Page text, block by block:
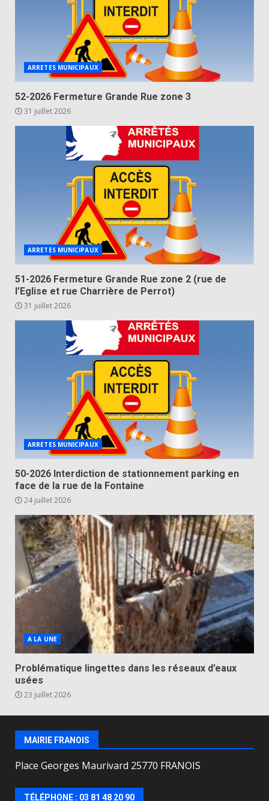
ARRETES MUNICIPAUX
52-2026 Fermeture Grande Rue zone 3
31 juillet 2026
ARRETES MUNICIPAUX
51-2026 Fermeture Grande Rue zone 2 (rue de
l’Eglise et rue Charrière de Perrot)
31 juillet 2026
ARRETES MUNICIPAUX
50-2026 Interdiction de stationnement parking en
face de la rue de la Fontaine
24 juillet 2026
A LA UNE
Problématique lingettes dans les réseaux d’eaux
usées
23 juillet 2026
MAIRIE FRANOIS
Place Georges Maurivard 25770 FRANOIS
TÉLÉPHONE : 03 81 48 20 90